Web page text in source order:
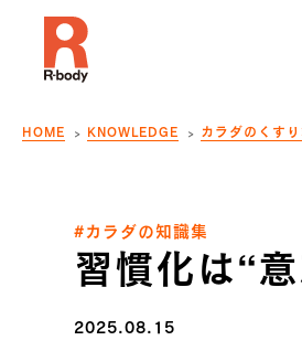
HOME KNOWLEDGE カラダのくす
#カラダの知識集
習慣化は“
2025.08.15